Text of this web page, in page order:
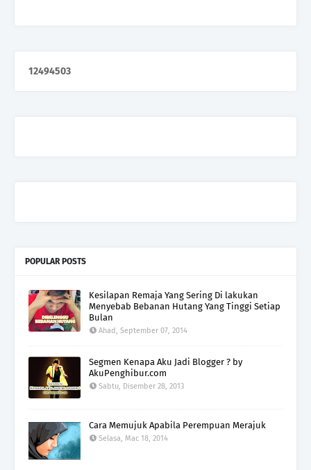
12494503
POPULAR POSTS
Kesilapan Remaja Yang Sering Di lakukan
Menyebab Bebanan Hutang Yang Tinggi Setiap
Bulan
Ahad, September 07, 2014
Segmen Kenapa Aku Jadi Blogger ? by
AkuPenghibur.com
Sabtu, Disember 28, 2013
Cara Memujuk Apabila Perempuan Merajuk
Selasa, Mac 18, 2014